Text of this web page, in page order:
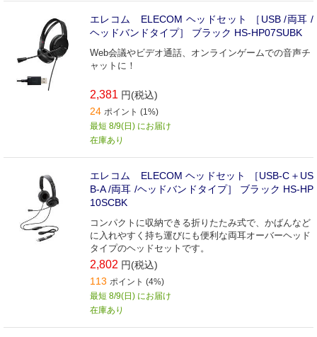
エレコム ELECOM ヘッドセット ［USB /両耳 /
ヘッドバンドタイプ］ ブラック HS-HP07SUBK
Web会議やビデオ通話、オンラインゲームでの音声チ
ャットに！
2,381 円(税込)
24 ポイント (1%)
最短 8/9(日) にお届け
在庫あり
エレコム ELECOM ヘッドセット ［USB-C＋US
B-A /両耳 /ヘッドバンドタイプ］ ブラック HS-HP
10SCBK
コンパクトに収納できる折りたたみ式で、かばんなど
に入れやすく持ち運びにも便利な両耳オーバーヘッド
タイプのヘッドセットです。
2,802 円(税込)
113 ポイント (4%)
最短 8/9(日) にお届け
在庫あり